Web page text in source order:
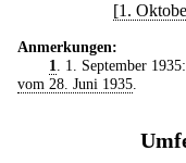
[1.
Anmerkungen:
1
. 1. September
vom 28. Juni 1935